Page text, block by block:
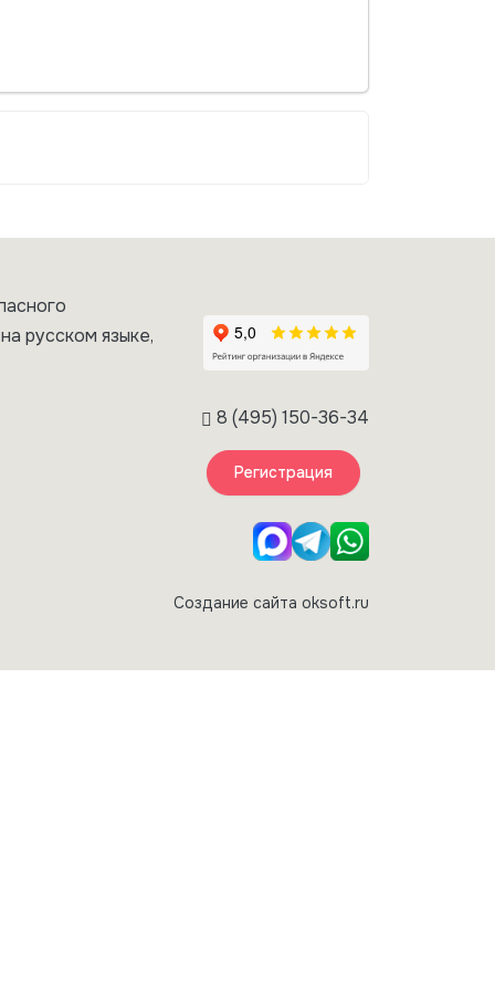
русском языке,
8 (495) 150-36-34
Регистрация
Создание сайта oksoft.ru